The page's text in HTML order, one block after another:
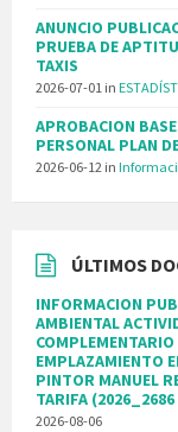
ANUNCIO
PRUEBA DE
TAXIS
2026-07-01 in
APROBACION
PERSONAL PLAN
2026-06-12 in
ÚLTIMOS
INFORMACION
AMBIENTAL
EMPLAZAMIENTO
PINTOR MANUEL
TARIFA (2026_2686
2026-08-06